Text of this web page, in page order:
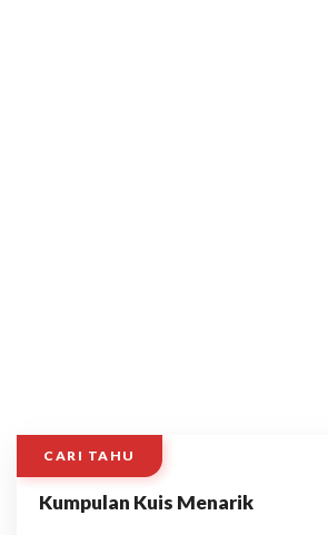
CARI TAHU
Kumpulan Kuis Menarik